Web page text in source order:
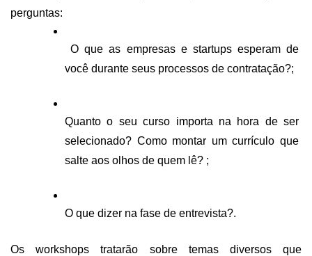
Editais
EMBRAPIIs
INCTs
Eventos
perguntas:
O que as empresas e startups esperam de
você durante seus processos de contratação?;
Quanto o seu curso importa na hora de ser
selecionado? Como montar um currículo que
salte aos olhos de quem lê? ;
O que dizer na fase de entrevista?.
Os workshops tratarão sobre temas diversos que